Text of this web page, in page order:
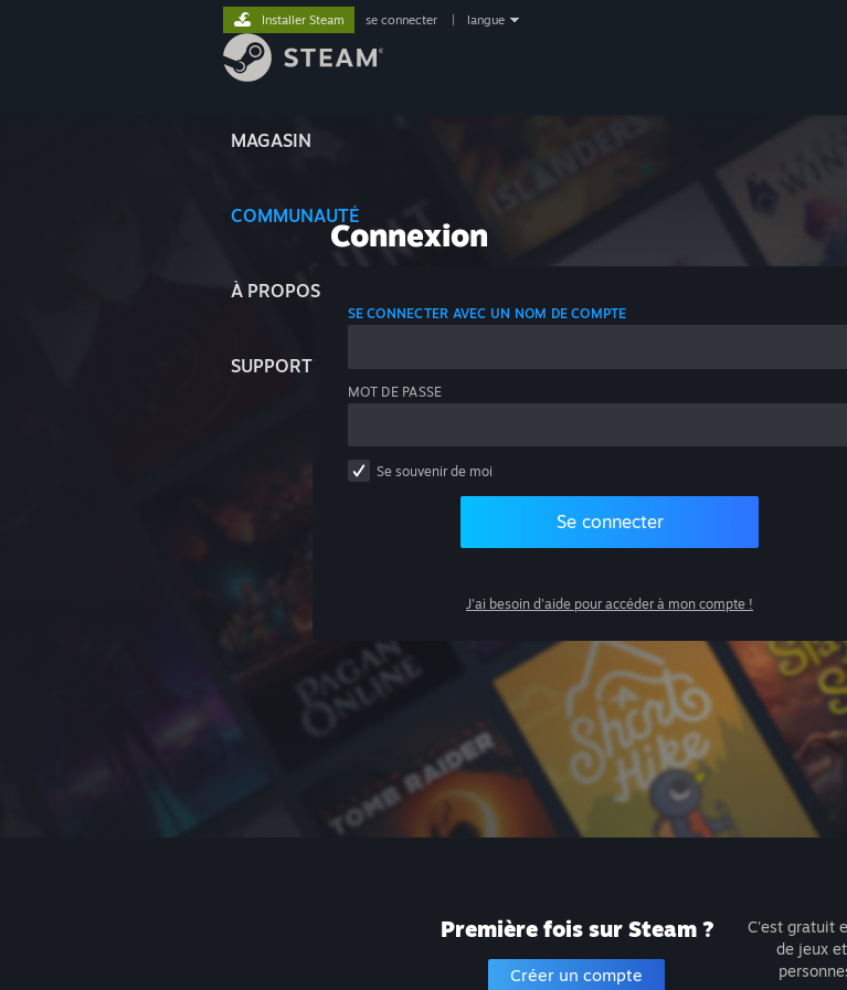
MAGASIN
COMMUNAUTÉ
À PROPOS
SUPPORT
Installer Steam se connecter langue
Connexion
SE CONNECTER AVEC UN NOM DE COMPTE
MOT DE PASSE
Se souvenir de moi
Se connecter
J'ai besoin d'aide pour accéder à mon compte !
Première fois sur Steam ?
Créer un compte
C'est gratuit
de jeux